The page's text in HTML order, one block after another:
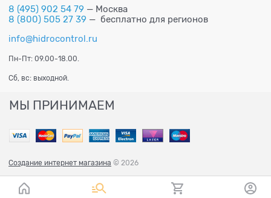
8 (495) 902 54 79 — Москва
8 (800) 505 27 39 — бесплатно для регионов
info@hidrocontrol.ru
Пн-Пт: 09.00-18.00.
Сб, вс: выходной.
МЫ ПРИНИМАЕМ
Создание интернет магазина © 2026